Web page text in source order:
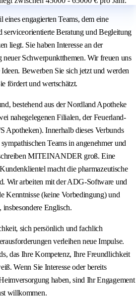
engagierten Teams, dem eine
serviceorientierte Beratung und Begleitung
liegt. Sie haben Interesse an der
Schwerpunktthemen. Wir freuen uns
Bewerben Sie sich jetzt und werden
fördert und wertschätzt.
bestehend aus der Nordland Apotheke
nahegelegenen Filialen, der Feuerland-
Apotheken). Innerhalb dieses Verbunds
Teams in angenehmer und
MITEINANDER groß. Eine
macht die pharmazeutische
Wir arbeiten mit der ADG-Software und
Kenntnisse (keine Vorbedingung) und
insbesondere Englisch.
sich persönlich und fachlich
verleihen neue Impulse.
das Ihre Kompetenz, Ihre Freundlichkeit
Wenn Sie Interesse oder bereits
haben, sind Ihr Engagement
willkommen.